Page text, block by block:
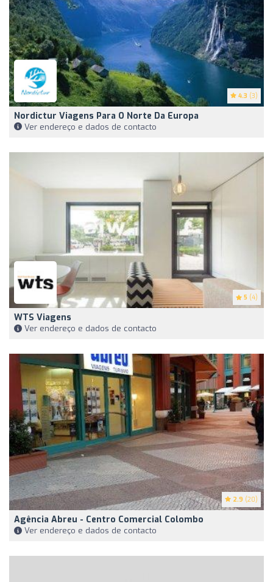
4.3 (3)
Nordictur Viagens Para O Norte Da Europa
Ver endereço e dados de contacto
5 (4)
WTS Viagens
Ver endereço e dados de contacto
2.9 (20)
Agência Abreu - Centro Comercial Colombo
Ver endereço e dados de contacto